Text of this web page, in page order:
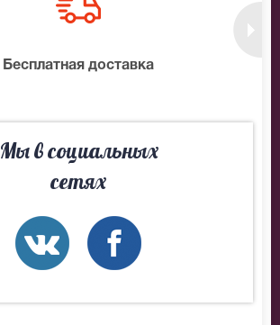
Бесплатная доставка
Мы в социальных
сетях